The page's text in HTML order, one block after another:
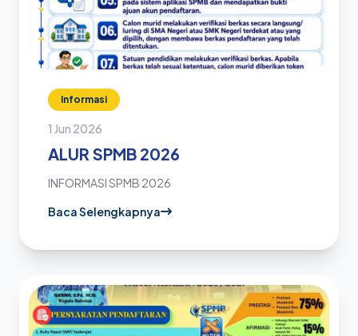
Informasi
1 Jun 2026
ALUR SPMB 2026
INFORMASI SPMB 2026
Baca Selengkapnya